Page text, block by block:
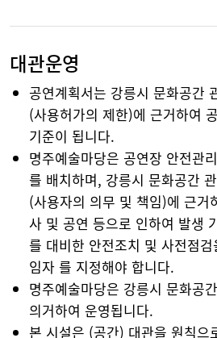
대관운영
공연계획서는 강릉시 문화공간
(사용허가의 제한)에 근거하여
기준이 됩니다.
명주예술마당은 공연장 안전관
를 배치하며, 강릉시 문화공간
(사용자의 의무 및 책임)에 근거
사 및 공연 등으로 인하여 발생
를 대비한 안전조치 및 사전점
임자 를 지정해야 합니다.
명주예술마당은 강릉시 문화공
의거하여 운영됩니다.
본 시설은 (공간) 대관을 원칙으